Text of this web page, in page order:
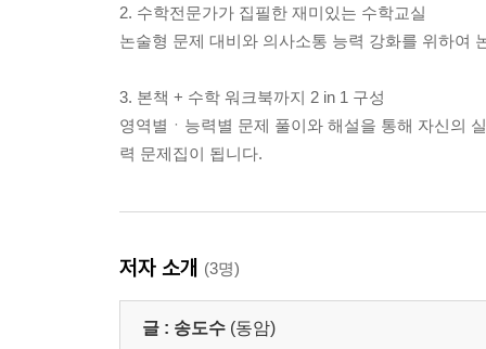
2. 수학전문가가 집필한 재미있는 수학교실
논술형 문제 대비와 의사소통 능력 강화를 위하여
3. 본책 + 수학 워크북까지 2 in 1 구성
영역별ㆍ능력별 문제 풀이와 해설을 통해 자신의
력 문제집이 됩니다.
저자 소개 (3명)
글 : 송도수 (동암)